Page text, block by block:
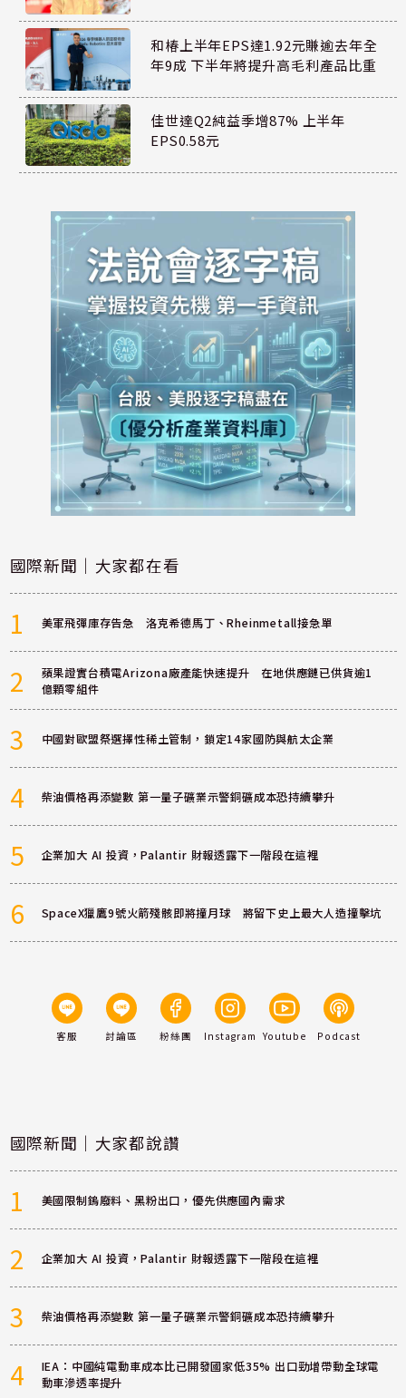
和椿上半年EPS達1.92元賺逾去年全
年9成 下半年將提升高毛利產品比重
佳世達Q2純益季增87% 上半年
EPS0.58元
國際新聞｜大家都在看
1 美軍飛彈庫存告急 洛克希德馬丁、Rheinmetall接急單
2
蘋果證實台積電Arizona廠產能快速提升 在地供應鏈已供貨逾1
億顆零組件
3 中國對歐盟祭選擇性稀土管制，鎖定14家國防與航太企業
4 柴油價格再添變數 第一量子礦業示警銅礦成本恐持續攀升
5 企業加大 AI 投資，Palantir 財報透露下一階段在這裡
6 SpaceX獵鷹9號火箭殘骸即將撞月球 將留下史上最大人造撞擊坑
客服 討論區 粉絲團 Instagram Youtube Podcast
國際新聞｜大家都說讚
1 美國限制鎢廢料、黑粉出口，優先供應國內需求
2 企業加大 AI 投資，Palantir 財報透露下一階段在這裡
3 柴油價格再添變數 第一量子礦業示警銅礦成本恐持續攀升
4
IEA：中國純電動車成本比已開發國家低35% 出口勁增帶動全球電
動車滲透率提升